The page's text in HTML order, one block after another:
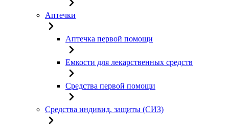
Аптечки
Аптечка первой помощи
Емкости для лекарственных средств
Средства первой помощи
Средства индивид. защиты (СИЗ)